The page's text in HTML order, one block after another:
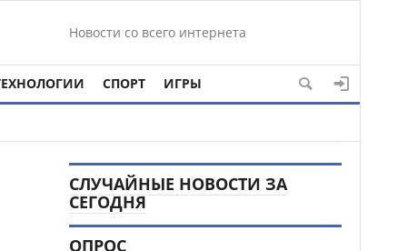
Новости со всего интернета
СПОРТ ИГРЫ
СЛУЧАЙНЫЕ НОВОСТИ ЗА
СЕГОДНЯ
ОПРОС